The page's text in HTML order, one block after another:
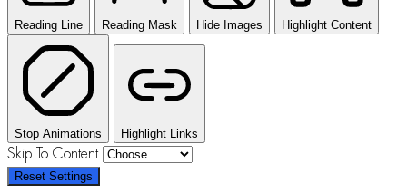
Reading Line Reading Mask Hide Images Highlight Content
Stop Animations Highlight Links
Skip To Content
Reset Settings